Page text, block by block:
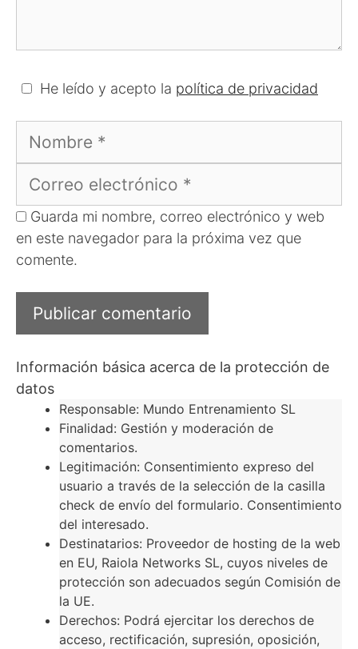
He leído y acepto la política de privacidad
electrónico
Guarda mi nombre, correo electrónico y web
en este navegador para la próxima vez que
comente.
Información básica acerca de la protección de
datos
Responsable: Mundo Entrenamiento SL
Finalidad: Gestión y moderación de
comentarios.
Legitimación: Consentimiento expreso del
usuario a través de la selección de la casilla
check de envío del formulario. Consentimiento
del interesado.
Destinatarios: Proveedor de hosting de la web
en EU, Raiola Networks SL, cuyos niveles de
protección son adecuados según Comisión de
la UE.
Derechos: Podrá ejercitar los derechos de
acceso, rectificación, supresión, oposición,